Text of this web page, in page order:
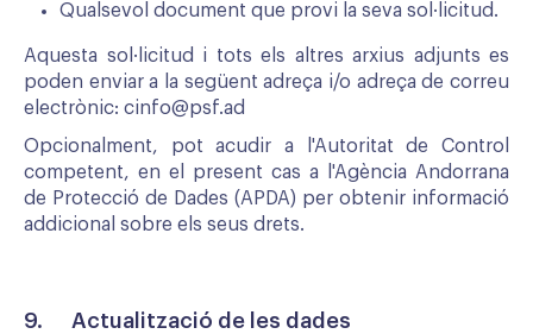
Qualsevol document que provi la seva sol·licitud.
Aquesta sol·licitud i tots els altres arxius adjunts es
poden enviar a la següent adreça i/o adreça de correu
electrònic: cinfo@psf.ad
Opcionalment, pot acudir a l'Autoritat de Control
competent, en el present cas a l'Agència Andorrana
de Protecció de Dades (APDA) per obtenir informació
addicional sobre els seus drets.
9. Actualització de les dades